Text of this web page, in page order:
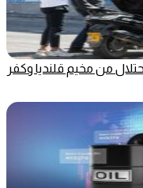
من مخيم قلنديا وكفر